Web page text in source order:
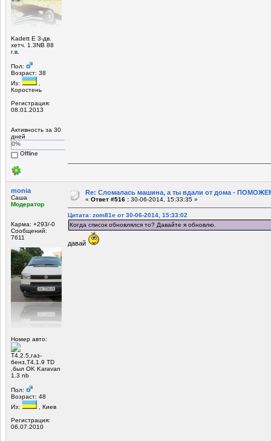
Kadett E 3-дв.
хетч. 1.3NB 88
г.в.
Пол:
Возраст: 38
Из:
Коростень
Регистрация:
08.01.2013
Активность за 30
дней
0%
Offline
monia
Саша
Модератор
Карма: +293/-0
Сообщений:
7611
Номер авто:
Т4,2.5,газ-
бенз,Т4,1.9 TD
,был OK Karavan
1.3 nb
Пол:
Возраст: 48
Из:
, Киев
Регистрация:
06.07.2010
Re: Сломалась машина, а ты вдали от дома -
« Ответ #516 : 30-06-2014, 15:33:35 »
Цитата: zom81e от 30-06-2014, 15:33:02
Когда список обновлялся то? Давайте я обновлю.
давай